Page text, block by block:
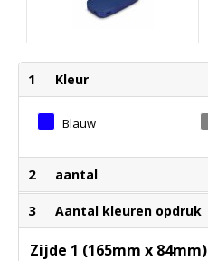
1 Kleur
Blauw
2 aantal
3 Aantal kleuren opdruk
Zijde 1 (165mm x 84mm)